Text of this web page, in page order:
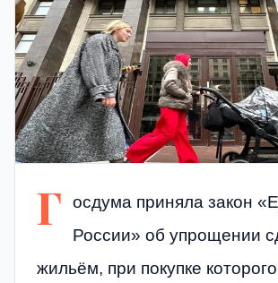
Г
осдума приняла закон
России» об упрощении
жильём, при покупке которого